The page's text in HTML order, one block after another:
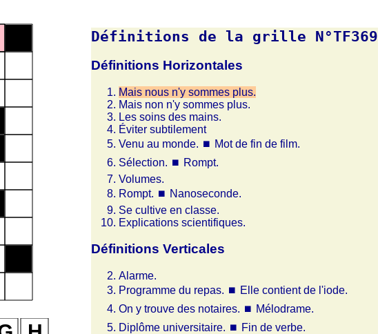
Définitions de la grille N°TF369
Définitions Horizontales
Mais nous n'y sommes plus.
Mais non n'y sommes plus.
Les soins des mains.
Éviter subtilement
Venu au monde. ⏹ Mot de fin de film.
Sélection. ⏹ Rompt.
Volumes.
Rompt. ⏹ Nanoseconde.
Se cultive en classe.
Explications scientifiques.
Définitions Verticales
Alarme.
Programme du repas. ⏹ Elle contient de l'iode.
On y trouve des notaires. ⏹ Mélodrame.
Diplôme universitaire. ⏹ Fin de verbe.